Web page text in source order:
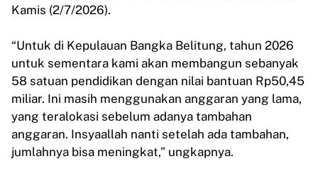
Kamis (2/7/2026).
“Untuk di Kepulauan Bangka Belitung, tahun 2026
untuk sementara kami akan membangun sebanyak
58 satuan pendidikan dengan nilai bantuan Rp50,45
miliar. Ini masih menggunakan anggaran yang lama,
yang teralokasi sebelum adanya tambahan
anggaran. Insyaallah nanti setelah ada tambahan,
jumlahnya bisa meningkat,” ungkapnya.